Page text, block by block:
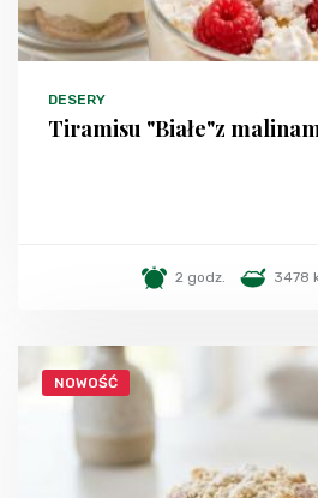
DESERY
Tiramisu "Białe"z
2 godz. 3478
NOWOŚĆ